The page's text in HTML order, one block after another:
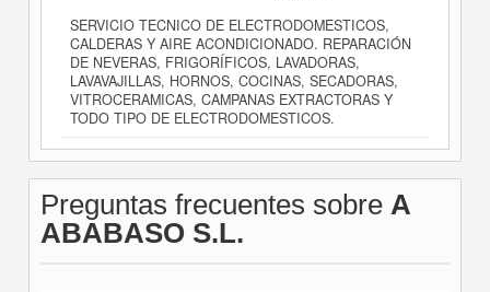
SERVICIO TECNICO DE ELECTRODOMESTICOS,
CALDERAS Y AIRE ACONDICIONADO. REPARACIÓN
DE NEVERAS, FRIGORÍFICOS, LAVADORAS,
LAVAVAJILLAS, HORNOS, COCINAS, SECADORAS,
VITROCERAMICAS, CAMPANAS EXTRACTORAS Y
TODO TIPO DE ELECTRODOMESTICOS.
Preguntas frecuentes sobre A
ABABASO S.L.